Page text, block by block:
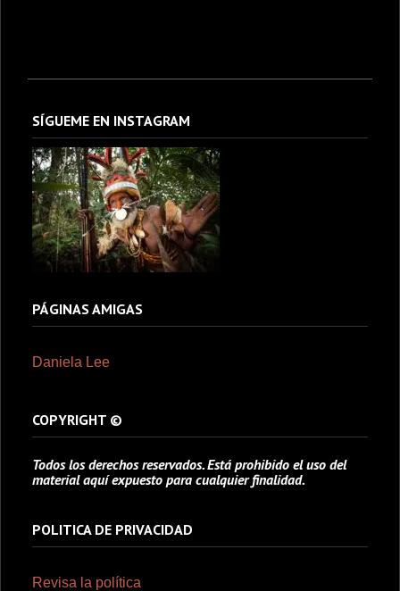
SÍGUEME EN INSTAGRAM
PÁGINAS AMIGAS
Daniela Lee
COPYRIGHT ©
Todos los derechos reservados. Está prohibido el uso del
material aquí expuesto para cualquier finalidad.
POLITICA DE PRIVACIDAD
Revisa la política